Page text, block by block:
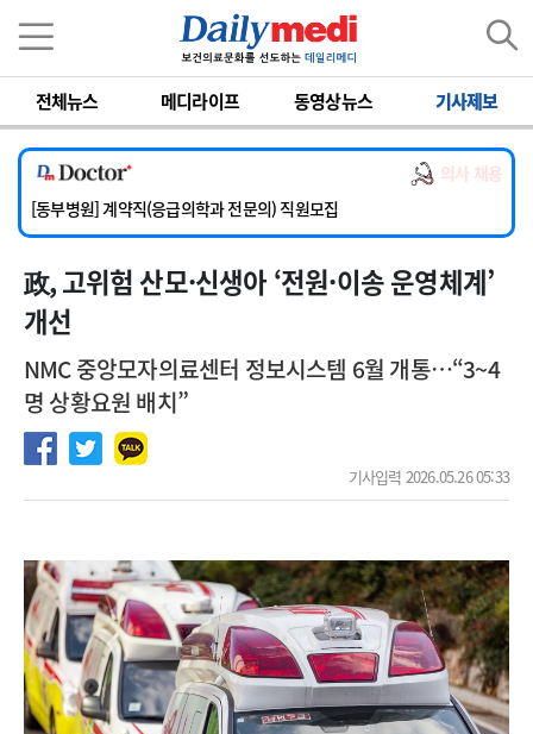
전체뉴스 메디라이프 동영상뉴스 기사제보
의사 채용
[서울아산병원] 2026년 하반기 인턴 모집
[영남대학교의료원] 마취통증의학과 임기제 임상의사 채용
[충남대학교병원] 소아청소년과(소아응급전담) 계약직 의사 공개채용
[동부병원] 계약직(응급의학과 전문의) 직원모집
[이대목동병원] 하반기 전공의(레지던트1년차) 모집
[서울아산병원] 2026년 하반기 인턴 모집
[영남대학교의료원] 마취통증의학과 임기제 임상의사 채용
政, 고위험 산모·신생아 ‘전원·이송 운영체계’
개선
NMC 중앙모자의료센터 정보시스템 6월 개통…“3~4
명 상황요원 배치”
기사입력 2026.05.26 05:33